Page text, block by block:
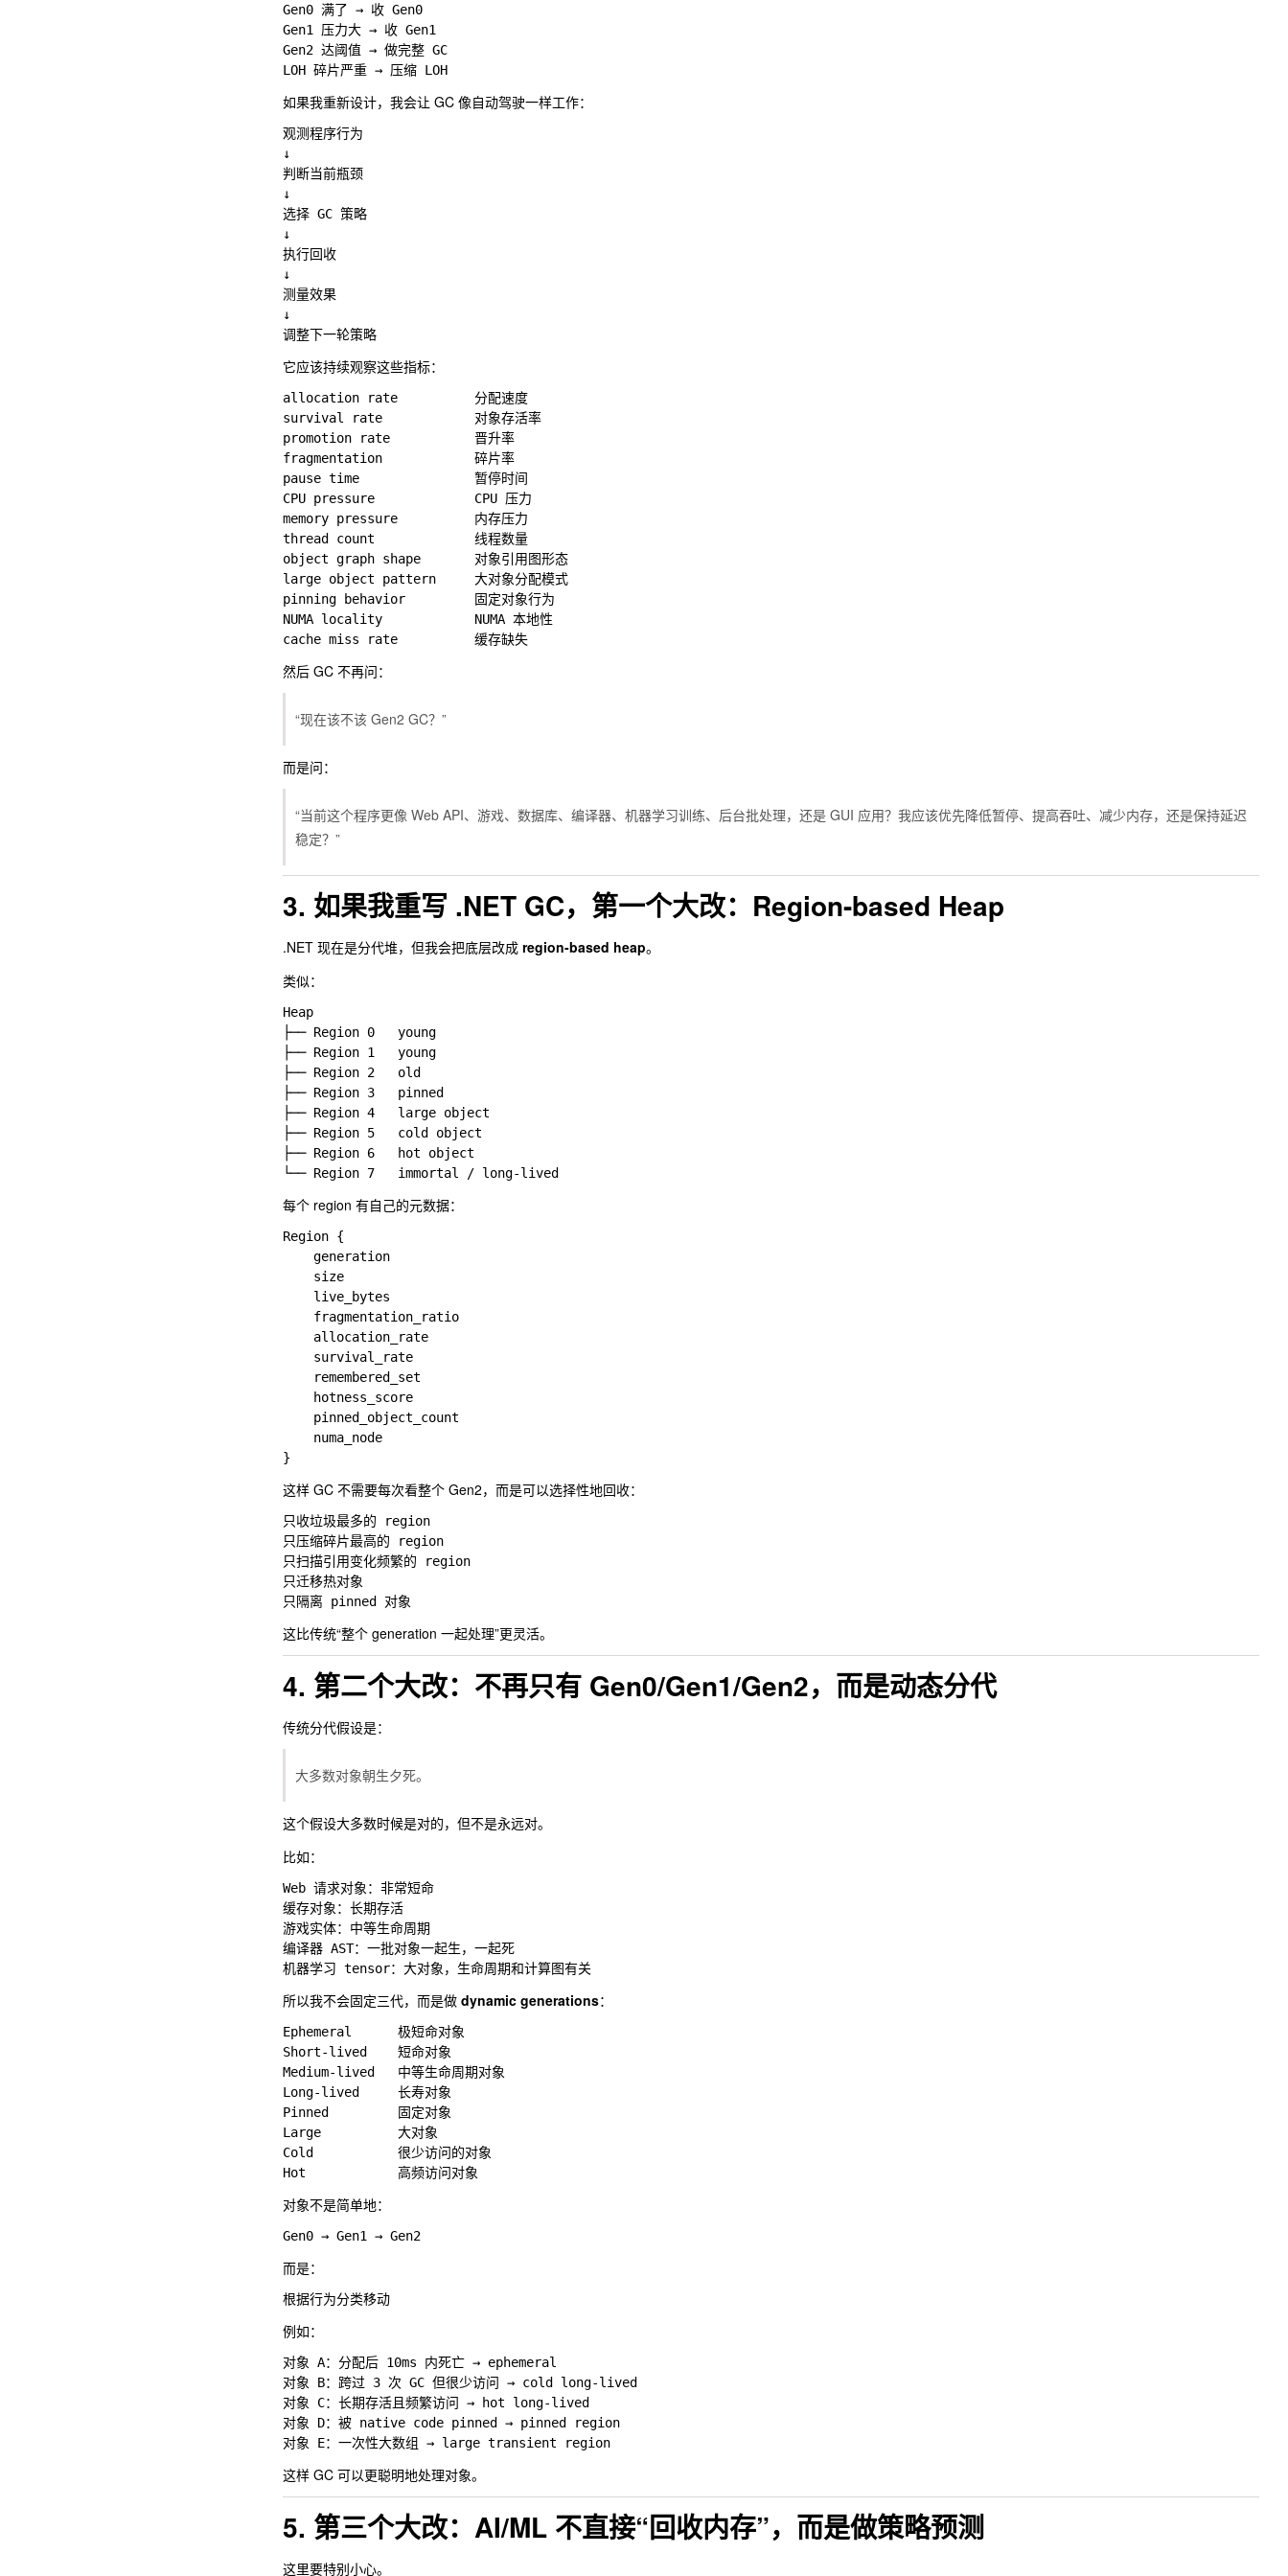
Gen0 满了 → 收 Gen0
Gen1 压力大 → 收 Gen1
Gen2 达阈值 → 做完整 GC
如果我重新设计，我会让 GC 像自动驾驶一样工作：
观测程序行为
↓
判断当前瓶颈
↓
选择 GC 策略
↓
执行回收
↓
测量效果
↓
它应该持续观察这些指标：
allocation rate          分配速度
survival rate            对象存活率
promotion rate           晋升率
fragmentation            碎片率
pause time               暂停时间
CPU pressure             CPU 压力
memory pressure          内存压力
thread count             线程数量
object graph shape       对象引用图形态
large object pattern     大对象分配模式
pinning behavior         固定对象行为
NUMA locality            NUMA 本地性
然后 GC 不再问：
“现在该不该 Gen2 GC？”
而是问：
“当前这个程序更像 Web API、游戏、数据库、编译器、机器学习训练、后台批处理，还是 GUI 应用？我应该优先降低暂停、提高吞吐、减少内存，还是保持延迟
稳定？”
3. 如果我重写 .NET GC，第一个大改：Region-based Heap
.NET 现在是分代堆，但我会把底层改成 region-based heap。
类似：
Heap
├── Region 0   young
├── Region 1   young
├── Region 2   old
├── Region 3   pinned
├── Region 4   large object
├── Region 5   cold object
├── Region 6   hot object
每个 region 有自己的元数据：
Region {
这样 GC 不需要每次看整个 Gen2，而是可以选择性地回收：
只收垃圾最多的 region
只压缩碎片最高的 region
只扫描引用变化频繁的 region
只迁移热对象
这比传统“整个 generation 一起处理”更灵活。
4. 第二个大改：不再只有 Gen0/Gen1/Gen2，而是动态分代
传统分代假设是：
大多数对象朝生夕死。
这个假设大多数时候是对的，但不是永远对。
比如：
Web 请求对象：非常短命
缓存对象：长期存活
游戏实体：中等生命周期
编译器 AST：一批对象一起生，一起死
所以我不会固定三代，而是做 dynamic generations：
Ephemeral      极短命对象
Short-lived    短命对象
Medium-lived   中等生命周期对象
Long-lived     长寿对象
Pinned         固定对象
Large          大对象
Cold           很少访问的对象
对象不是简单地：
而是：
例如：
对象 A：分配后 10ms 内死亡 → ephemeral
对象 B：跨过 3 次 GC 但很少访问 → cold long-lived
对象 C：长期存活且频繁访问 → hot long-lived
对象 D：被 native code pinned → pinned region
这样 GC 可以更聪明地处理对象。
5. 第三个大改：AI/ML 不直接“回收内存”，而是做策略预测
这里要特别小心。